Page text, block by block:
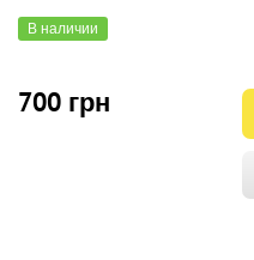
В наличии
700 грн